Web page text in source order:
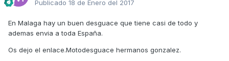
Publicado 18 de Enero del 2017
En Malaga hay un buen desguace que tiene casi de todo y
ademas envia a toda España.
Os dejo el enlace.Motodesguace hermanos gonzalez.